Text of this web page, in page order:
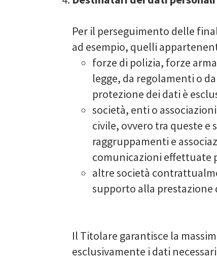
Per il perseguimento delle
ad esempio, quelli
forze di polizia, forze
legge, da regolamenti o
protezione dei dati è
società, enti o
civile, ovvero tra queste
raggruppamenti e
comunicazioni effettuate
altre società
supporto alla prestazione
Il Titolare garantisce la
esclusivamente i dati